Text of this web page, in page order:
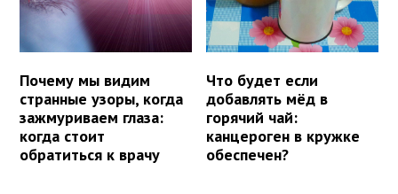
Почему мы видим
странные узоры, когда
зажмуриваем глаза:
когда стоит
обратиться к врачу
Что будет если
добавлять мёд в
горячий чай:
канцероген в кружке
обеспечен?